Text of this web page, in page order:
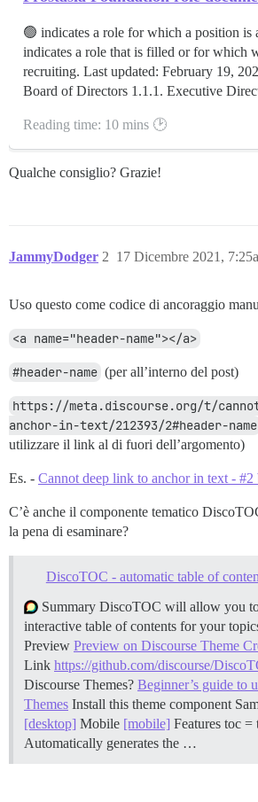
🟢 indicates a role for which a position is
indicates a role that is filled or for which
recruiting. Last updated: February 19,
Board of Directors 1.1.1. Executive
Reading time: 10 mins 🕑
Qualche consiglio? Grazie!
JammyDodger 17 Dicembre 2021,
2
Uso questo come codice di ancoraggio
<a name="header-name"></a>
#header-name (per all’interno del post)
https://meta.discourse.org/t/
anchor-in-text/212393/2#header-name
utilizzare il link al di fuori dell’argomento)
Es. - Cannot deep link to anchor in text -
C’è anche il componente tematico
la pena di esaminare?
DiscoTOC - automatic table of
Summary DiscoTOC will allow you to
interactive table of contents for your
Preview Preview on Discourse Theme
Link https://github.com/discourse/
Discourse Themes? Beginner’s guide to
Themes Install this theme component
[desktop] Mobile [mobile] Features toc =
Automatically generates the …